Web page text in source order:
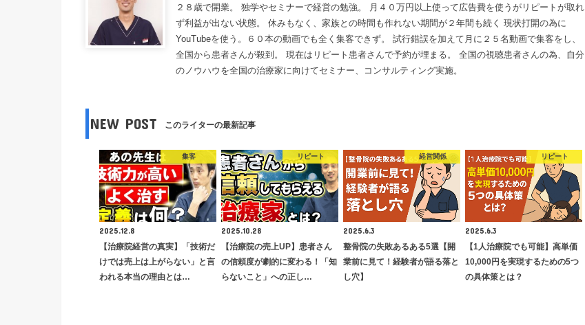
２８歳で開業。 独学やセミナーで経営の勉強。 月４０万円以上使って広告費を使うがリピートが取れ
ず利益が出ない状態。 休みもなく、家族との時間も作れない期間が２年間も続く 現状打開の為に
YouTubeを使う。６０本の動画でも全く集客できず。 試行錯誤を加えて月に２５名動画で集客をし、
全国から患者さんが殺到。 現在はリピート患者さんで予約が埋まる。 全国の視聴患者さんの為、自分
のノウハウを全国の治療家に向けてセミナー、コンサルティング実施。
NEW POST このライターの最新記事
集客
2025.12.8
【治療院経営の真実】「技術だ
けでは売上は上がらない」と言
われる本当の理由とは…
リピート
2025.10.28
【治療院の売上UP】患者さん
の信頼度が劇的に変わる！「知
らないこと」への正し…
経営関係
2025.6.3
整骨院の失敗あるある5選【開
業前に見て！経験者が語る落と
し穴】
リピート
2025.6.3
【1人治療院でも可能】高単価
10,000円を実現するための5つ
の具体策とは？